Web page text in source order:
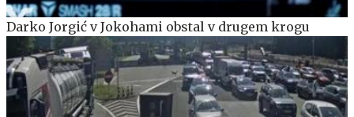
Darko Jorgić v Jokohami obstal v drugem krogu